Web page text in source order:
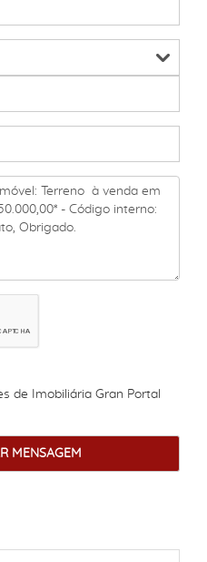
de Imobiliária Gran Portal
MENSAGEM